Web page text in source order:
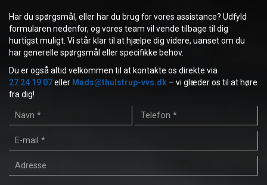
Har du spørgsmål, eller har du brug for vores assistance? Udfyld
formularen nedenfor, og vores team vil vende tilbage til dig
hurtigst muligt. Vi står klar til at hjælpe dig videre, uanset om du
har generelle spørgsmål eller specifikke behov.
Du er også altid velkommen til at kontakte os direkte via
27 24 19 07eller Mads@thulstrup-vvs.dk – vi glæder os til at høre
fra dig!